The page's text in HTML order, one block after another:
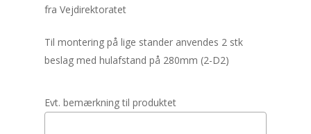
fra Vejdirektoratet
Til montering på lige stander anvendes 2 stk
beslag med hulafstand på 280mm (2-D2)
Evt. bemærkning til produktet